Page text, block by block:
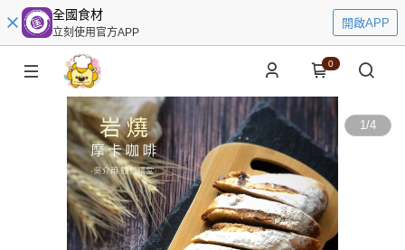
全國食材
立刻使用官方APP
開啟APP
0
1/4